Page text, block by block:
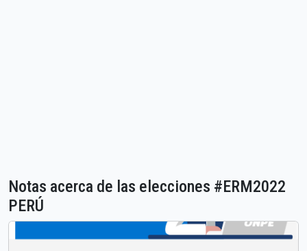
Notas acerca de las elecciones #ERM2022
PERÚ